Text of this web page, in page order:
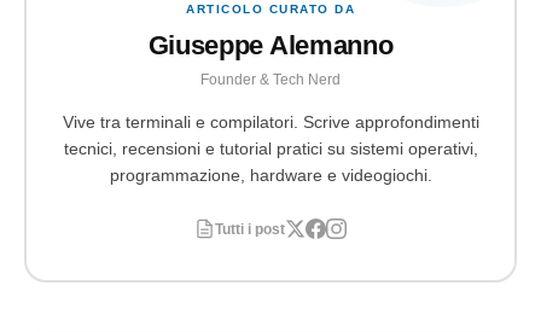
ARTICOLO CURATO DA
Giuseppe Alemanno
Founder & Tech Nerd
Vive tra terminali e compilatori. Scrive approfondimenti
tecnici, recensioni e tutorial pratici su sistemi operativi,
programmazione, hardware e videogiochi.
Tutti i post